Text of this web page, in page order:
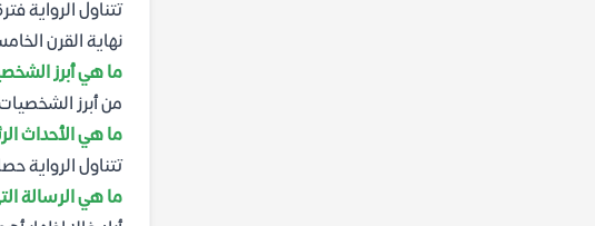
تتناول الرواية
نهاية القرن
ما هي أبرز
من أبرز الشخصيات
ما هي الأحداث
تتناول الرواية
ما هي الرسالة